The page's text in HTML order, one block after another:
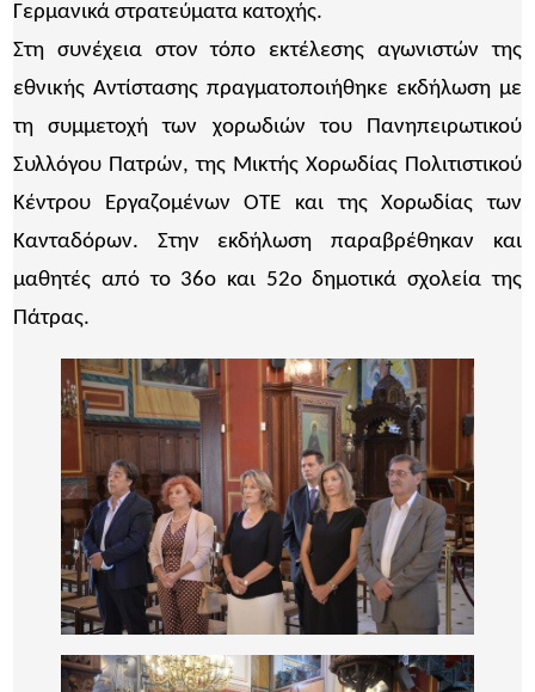
Γερμανικά στρατεύματα κατοχής.
Στη συνέχεια στον τόπο εκτέλεσης αγωνιστών της
εθνικής Αντίστασης πραγματοποιήθηκε εκδήλωση με
τη συμμετοχή των χορωδιών του Πανηπειρωτικού
Συλλόγου Πατρών, της Μικτής Χορωδίας Πολιτιστικού
Κέντρου Εργαζομένων ΟΤΕ και της Χορωδίας των
Κανταδόρων. Στην εκδήλωση παραβρέθηκαν και
μαθητές από το 36ο και 52ο δημοτικά σχολεία της
Πάτρας.